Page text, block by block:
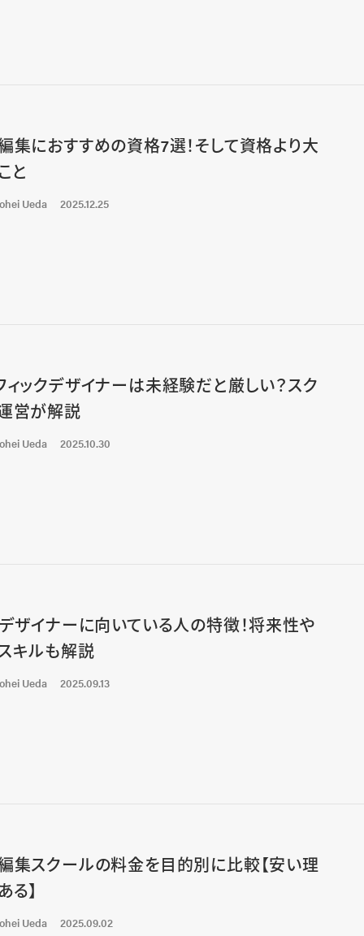
集におすすめの資格7選！そして資格より大
と
Ueda 2025.12.25
ィックデザイナーは未経験だと厳しい？スク
営が解説
Ueda 2025.10.30
ザイナーに向いている人の特徴！将来性や
キルも解説
Ueda 2025.09.13
集スクールの料金を目的別に比較【安い理
る】
Ueda 2025.09.02